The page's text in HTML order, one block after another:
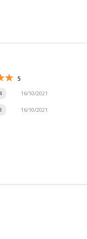
5
16/10/2021
16/10/2021